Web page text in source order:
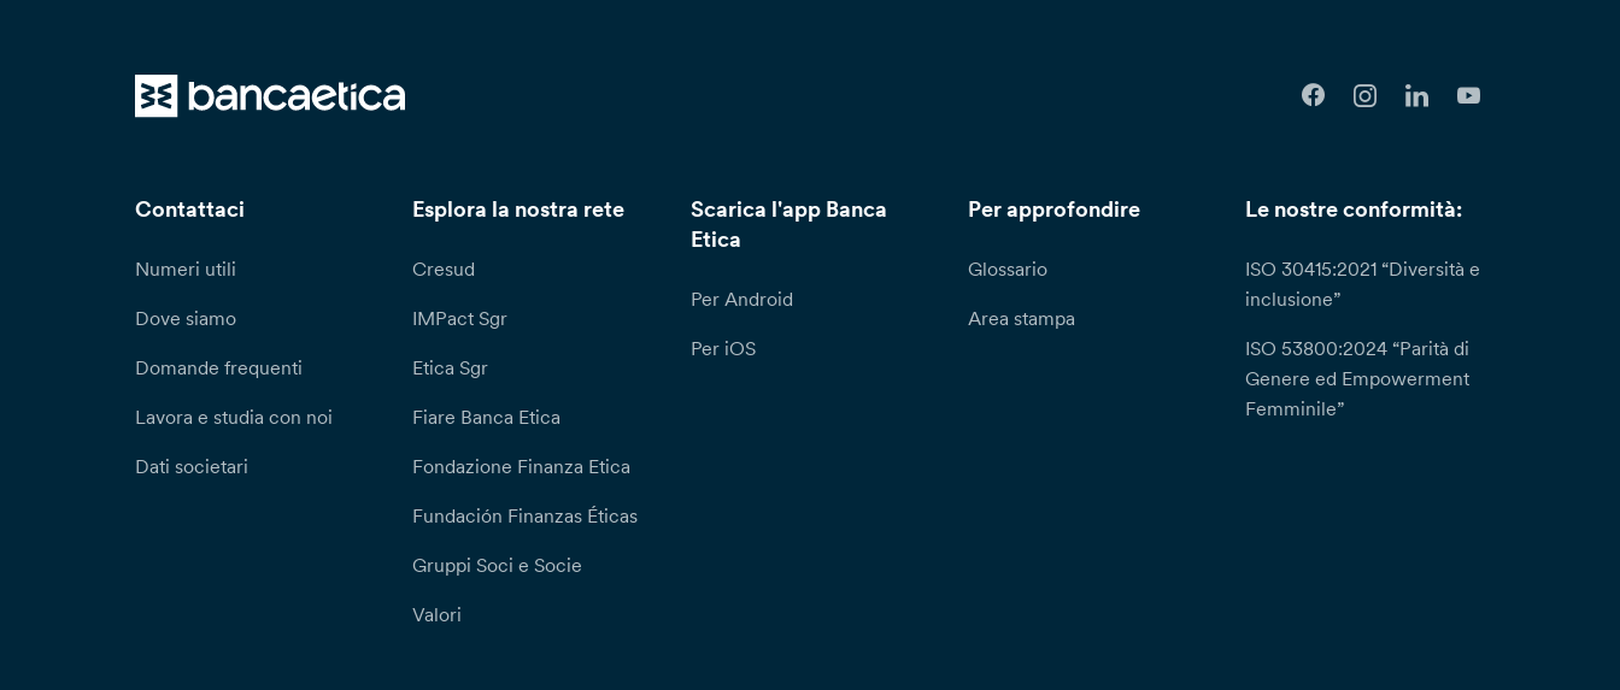
Contattaci
Numeri utili
Dove siamo
Domande frequenti
Lavora e studia con noi
Dati societari
Esplora la nostra rete
Cresud
IMPact Sgr
Etica Sgr
Fiare Banca Etica
Fondazione Finanza Etica
Fundación Finanzas Éticas
Gruppi Soci e Socie
Valori
Scarica l'app Banca
Etica
Per Android
Per iOS
Per approfondire
Glossario
Area stampa
Le nostre conformità:
ISO 30415:2021 “Diversità e
inclusione”
ISO 53800:2024 “Parità di
Genere ed Empowerment
Femminile”